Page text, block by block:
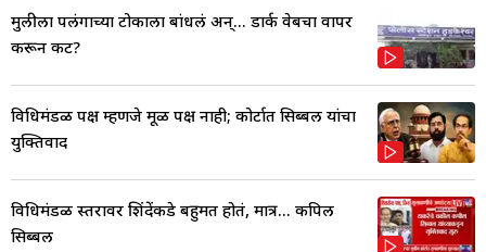
मुलीला पलंगाच्या टोकाला बांधलं अन्... डार्क वेबचा वापर
करून कट?
विधिमंडळ पक्ष म्हणजे मूळ पक्ष नाही; कोर्टात सिब्बल यांचा
युक्तिवाद
विधिमंडळ स्तरावर शिंदेंकडे बहुमत होतं, मात्र... कपिल
सिब्बल